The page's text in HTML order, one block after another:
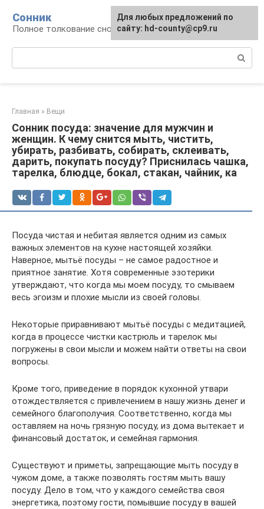
контенту
Сонник
Полное толкование снов
Главная » Вещи
Сонник посуда: значение для мужчин и
женщин. К чему снится мыть, чистить,
убирать, разбивать, собирать, склеивать,
дарить, покупать посуду? Приснилась чашка,
тарелка, блюдце, бокал, стакан, чайник, ка
Посуда чистая и небитая является одним из самых
важных элементов на кухне настоящей хозяйки.
Наверное, мытьё посуды – не самое радостное и
приятное занятие. Хотя современные эзотерики
утверждают, что когда мы моем посуду, то смываем
весь эгоизм и плохие мысли из своей головы.
Некоторые приравнивают мытьё посуды с медитацией,
когда в процессе чистки кастрюль и тарелок мы
погружены в свои мысли и можем найти ответы на свои
вопросы.
Кроме того, приведение в порядок кухонной утвари
отождествляется с привлечением в нашу жизнь денег и
семейного благополучия. Соответственно, когда мы
оставляем на ночь грязную посуду, из дома вытекает и
финансовый достаток, и семейная гармония.
Существуют и приметы, запрещающие мыть посуду в
чужом доме, а также позволять гостям мыть вашу
посуду. Дело в том, что у каждого семейства своя
энергетика, поэтому гости, помывшие посуду в вашей
Для любых предложений по
сайту: hd-county@cp9.ru